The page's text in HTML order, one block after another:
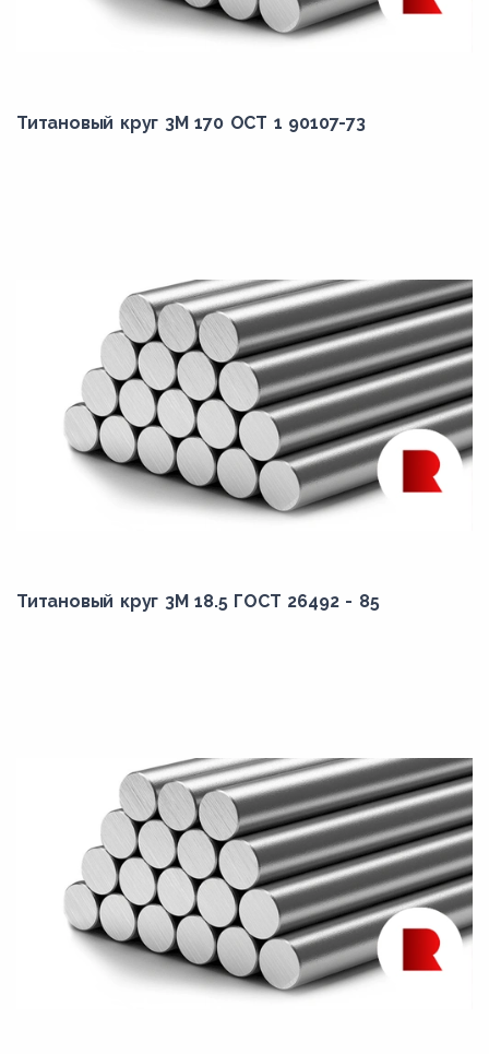
Титановый круг 3М 170 ОСТ 1 90107-73
Титановый круг 3М 18.5 ГОСТ 26492 - 85